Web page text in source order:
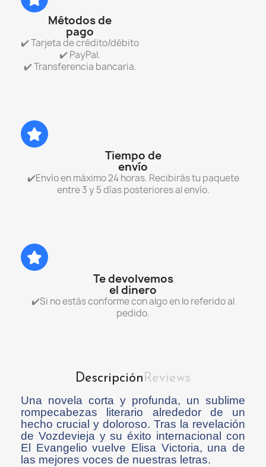
Métodos de
pago
✔️ Tarjeta de crédito/débito
✔️ PayPal.
✔️ Transferencia bancaria.
Tiempo de
envío
✔️Envío en máximo 24 horas. Recibirás tu paquete
entre 3 y 5 días posteriores al envío.
Te devolvemos
el dinero
✔️Si no estás conforme con algo en lo referido al
pedido.
DescripciónReviews
Una novela corta y profunda, un sublime
rompecabezas literario alrededor de un
hecho crucial y doloroso. Tras la revelación
de Vozdevieja y su éxito internacional con
El Evangelio vuelve Elisa Victoria, una de
las mejores voces de nuestras letras.